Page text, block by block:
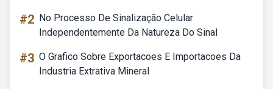
#2 No Processo De Sinalização Celular
Independentemente Da Natureza Do Sinal
#3 O Grafico Sobre Exportacoes E Importacoes Da
Industria Extrativa Mineral